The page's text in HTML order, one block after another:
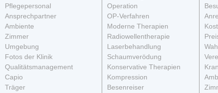
Pflegepersonal
Ansprechpartner
Ambiente
Zimmer
Umgebung
Fotos der Klinik
Qualitätsmanagement
Capio
Träger
Operation
OP-Verfahren
Moderne Therapien
Radiowellentherapie
Laserbehandlung
Schaumverödung
Konservative Therapien
Kompression
Besenreiser